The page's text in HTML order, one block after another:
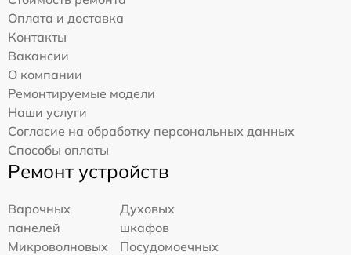
Оплата и доставка
Контакты
Вакансии
О компании
Ремонтируемые модели
Наши услуги
Согласие на обработку персональных данных
Способы оплаты
Ремонт устройств
Варочных
панелей
Духовых
шкафов
Микроволновых
Посудомоечных